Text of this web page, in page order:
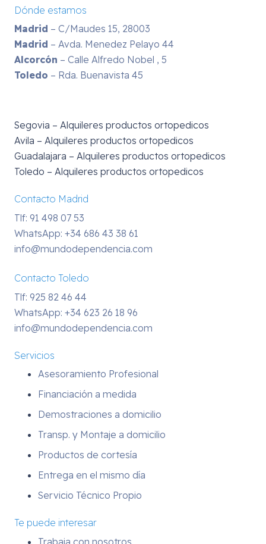
Dónde estamos
Madrid – C/Maudes 15, 28003
Madrid – Avda. Menedez Pelayo 44
Alcorcón – Calle Alfredo Nobel , 5
Toledo – Rda. Buenavista 45
Segovia – Alquileres productos ortopedicos
Avila – Alquileres productos ortopedicos
Guadalajara – Alquileres productos ortopedicos
Toledo – Alquileres productos ortopedicos
Contacto Madrid
Tlf: 91 498 07 53
WhatsApp: +34 686 43 38 61
info@mundodependencia.com
Contacto Toledo
Tlf: 925 82 46 44
WhatsApp: +34 623 26 18 96
info@mundodependencia.com
Servicios
Asesoramiento Profesional
Financiación a medida
Demostraciones a domicilio
Transp. y Montaje a domicilio
Productos de cortesía
Entrega en el mismo día
Servicio Técnico Propio
Te puede interesar
Trabaja con nosotros